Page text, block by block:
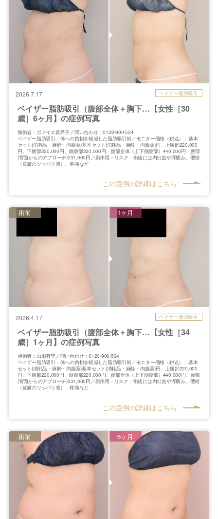
2026.7.17 ベイザー脂肪吸引
ベイザー脂肪吸引（腹部全体＋胸下…【女性［30
歳］6ヶ月】の症例写真
施術者：ボァイエ真希子／問い合わせ：0120-900-524
ベイザー脂肪吸引：体への負担を軽減した脂肪吸引術／モニター価格（税込）：基本
セット(消耗品・麻酔・内服薬)基本セット(消耗品・麻酔・内服薬)円、上腹部220,000
円、下腹部220,000円、側腹部220,000円、腹部全体（上下側腹部）440,000円、腰部
(背面からのアプローチ)231,000円／副作用・リスク：術後には内出血や浮腫み、硬縮
（皮膚のツッパリ感）、疼痛など
この症例の詳細はこちら
2026.4.17 ベイザー脂肪吸引
ベイザー脂肪吸引（腹部全体＋胸下…【女性［34
歳］1ヶ月】の症例写真
術前 1ヶ月
施術者：山田有季／問い合わせ：0120-900-524
ベイザー脂肪吸引：体への負担を軽減した脂肪吸引術／モニター価格（税込）：基本
セット(消耗品・麻酔・内服薬)基本セット(消耗品・麻酔・内服薬)円、上腹部220,000
円、下腹部220,000円、側腹部220,000円、腹部全体（上下側腹部）440,000円、腰部
(背面からのアプローチ)231,000円／副作用・リスク：術後には内出血や浮腫み、硬縮
（皮膚のツッパリ感）、疼痛など
この症例の詳細はこちら
術前 6ヶ月